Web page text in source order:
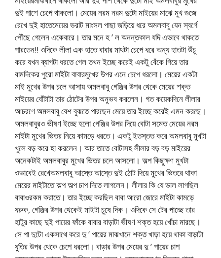
দুই পাশে চেপে থাকলো। মেয়ের নরম নরম দুটো মাইয়ের মাঝে মুখ গুজে
রেখে দুই হাতেমেয়ের ভরাট মাংসল পাছা জড়িয়ে ধরে অমলবাবু যেন স্বর্গে
পৌঁছে গেলেন একেবারে। তার মনে হ ’ ল অনন্তকাল যদি এভাবে থাকতে
পারতেন!! ওদিকে লীলা এক হাতে বাবার মাথটা চেপে ধরে অন্য হাতটা উঁচু
করে যখন ব্যাগটা ধরতে গেল তখন ইচ্ছে করেই একটু বেঁকে গিয়ে তার
বামদিকের পুরো মাইটা বাবারমুখের উপর এনে চেপে ধরলো। মেয়ের একটা
মাই মুখের উপর চলে আসায় অমলবাবু গেঞ্জির উপর থেকে মেয়ের শক্ত
মাইয়ের বোঁটাটা তার ঠোটের উপর অনুভব করলেন। গত কয়েকদিনে লীলার
আচরণে অমলবাবু বেশ বুঝতে পারছেন মেয়ে তার ইচ্ছে করেই এমন করছে।
অমলবাবুরও ভীষণ ইচ্ছে হলো গেঞ্জির উপর দিয়ে বোটা সমেত মেয়ের নরম
মাইটা মুখের ভিতর নিয়ে কামড়ে ধরতে। একটু ইতস্তত করে অমলবাবু মুখটা
খুলে বড় করে হা করলেন। আর তাতে বোটাসহ লীলার বড় বড় মাইয়ের
অনেকটাই অমলবাবুর মুখের ভিতর চলে আসলো। অল্প কিছুক্ষণ মুখটা
ওভাবেই রেখেঅমলবাবু আস্তে আস্তে দুই ঠোট দিয়ে মুখের ভিতরে থাকা
মেয়ের মাইটাতে অল্প অল্প চাপ দিতে লাগলেন। লীলার কি যে ভাল লাগছিল
বাবাওরকম করাতে। তার ইচ্ছে করছিল বাবা আরো জোরে মাইটা কামড়ে
ধরুক, গেঞ্জির উপর থেকেই মাইটা চুষে দিক। ওদিকে সে টের পাচ্ছে তার
হাটুর কাছে দুই পায়ের ফাঁকে বাবার বাড়াটা ভীষণ শক্ত হয়ে খোঁচা মারছে।
সে পা দুটো একসাথে করে দু ’ পায়ের মাঝখানে শক্ত খাড়া হয়ে থাকা বাড়াটা
ধুতির উপর থেকে চেপে ধরলো। বাড়ার উপর মেয়ের দু ’ পায়ের চাপ